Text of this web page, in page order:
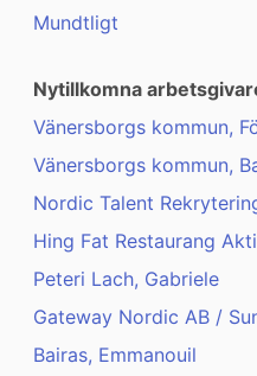
Mundtligt
Nytillkomna
Vänersborgs kommun,
Vänersborgs kommun,
Nordic Talent
Hing Fat Restaurang
Peteri Lach, Gabriele
Gateway Nordic AB /
Bairas, Emmanouil